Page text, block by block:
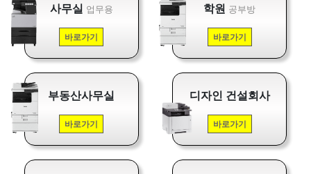
사무실 업무용
바로가기
학원 공부방
바로가기
부동산사무실
바로가기
디자인 건설회사
바로가기